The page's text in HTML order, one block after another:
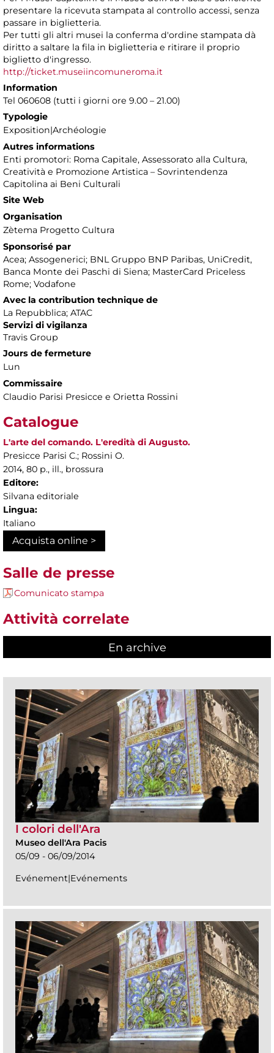
presentare la ricevuta stampata al controllo accessi, senza
passare in biglietteria.
Per tutti gli altri musei la conferma d'ordine stampata dà
diritto a saltare la fila in biglietteria e ritirare il proprio
biglietto d'ingresso.
http://ticket.museiincomuneroma.it
Information
Tel 060608 (tutti i giorni ore 9.00 – 21.00)
Typologie
Exposition|Archéologie
Autres informations
Enti promotori: Roma Capitale, Assessorato alla Cultura,
Creatività e Promozione Artistica – Sovrintendenza
Capitolina ai Beni Culturali
Site Web
Organisation
Zètema Progetto Cultura
Sponsorisé par
Acea; Assogenerici; BNL Gruppo BNP Paribas, UniCredit,
Banca Monte dei Paschi di Siena; MasterCard Priceless
Rome; Vodafone
Avec la contribution technique de
La Repubblica; ATAC
Servizi di vigilanza
Travis Group
Jours de fermeture
Lun
Commissaire
Claudio Parisi Presicce e Orietta Rossini
Catalogue
L'arte del comando. L'eredità di Augusto.
Presicce Parisi C.; Rossini O.
2014, 80 p., ill., brossura
Editore:
Silvana editoriale
Lingua:
Italiano
Acquista online >
Salle de presse
Comunicato stampa
Attività correlate
En archive
I colori dell'Ara
Museo dell'Ara Pacis
05/09 - 06/09/2014
Evénement|Evénements